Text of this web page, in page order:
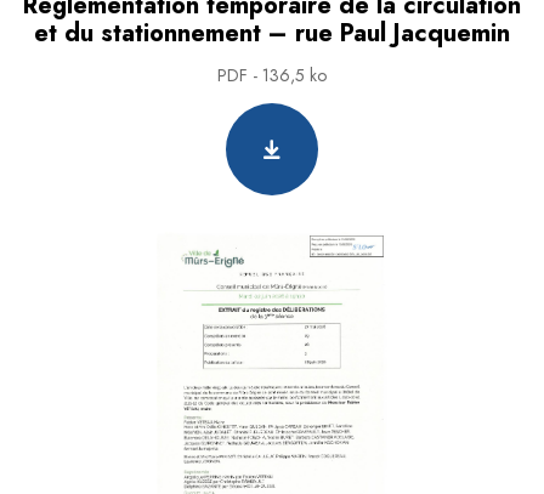
et du stationnement – rue Paul Jacquemin
PDF - 136,5 ko